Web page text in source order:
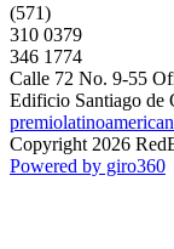
(571)
310 0379
346 1774
Calle 72 No. 9-55
Edificio Santiago de
Copyright 2026
Powered by giro360